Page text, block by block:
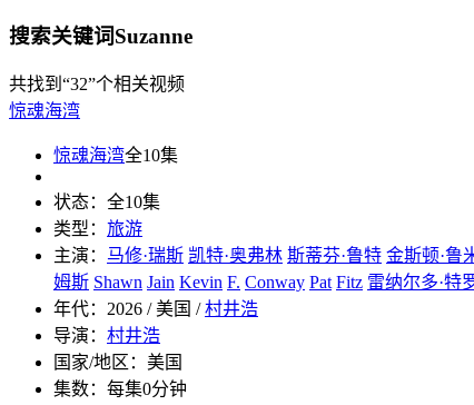
搜索关键词Suzanne
共找到 “32”个相关视频
惊魂海湾
惊魂海湾全10集
状态： 全10集
类型： 旅游
主演： 马修·瑞斯 凯特·奥弗林 斯蒂芬·鲁特 金斯顿·鲁
姆斯 Shawn Jain Kevin F. Conway Pat Fitz 雷纳尔多·特
年代： 2026 / 美国 /村井浩
导演： 村井浩
国家/地区： 美国
集数： 每集0分钟